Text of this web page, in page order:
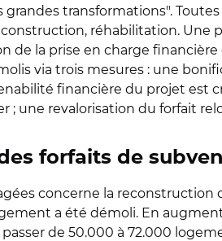
transformations".
réhabilitation. Une
de la prise en charge
via trois mesures : une
financière du projet
; une revalorisation du forfait
forfaits de
concerne la
a été démoli. En
de 50.000 à 72.000